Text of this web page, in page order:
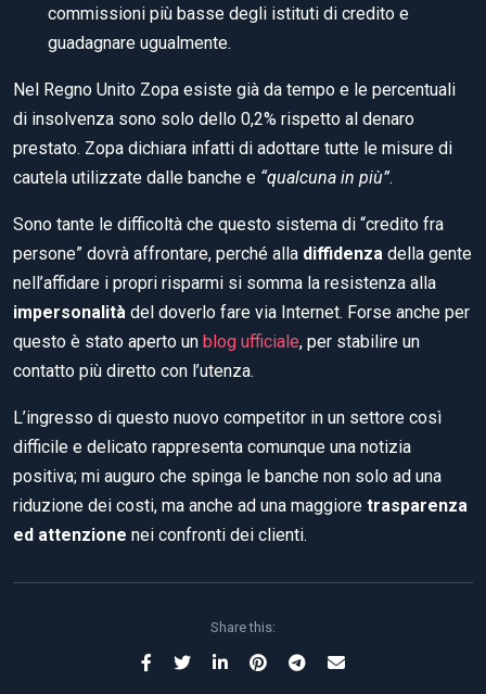
commissioni più basse degli istituti di credito e
guadagnare ugualmente.
Nel Regno Unito Zopa esiste già da tempo e le percentuali
di insolvenza sono solo dello 0,2% rispetto al denaro
prestato. Zopa dichiara infatti di adottare tutte le misure di
cautela utilizzate dalle banche e “qualcuna in più”.
Sono tante le difficoltà che questo sistema di “credito fra
persone” dovrà affrontare, perché alla diffidenza della gente
nell’affidare i propri risparmi si somma la resistenza alla
impersonalità del doverlo fare via Internet. Forse anche per
questo è stato aperto un blog ufficiale, per stabilire un
contatto più diretto con l’utenza.
L’ingresso di questo nuovo competitor in un settore così
difficile e delicato rappresenta comunque una notizia
positiva; mi auguro che spinga le banche non solo ad una
riduzione dei costi, ma anche ad una maggiore trasparenza
ed attenzione nei confronti dei clienti.
Share this: